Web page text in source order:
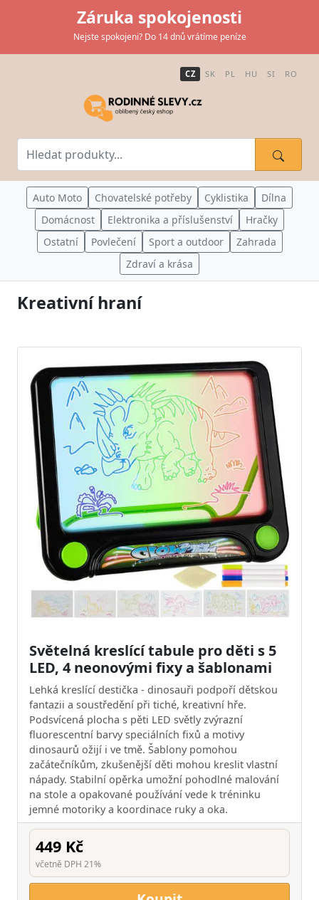
Záruka spokojenosti
Nejste spokojeni? Do 14 dnů vrátíme peníze
CZ SK PL HU SI RO
Auto Moto Chovatelské potřeby Cyklistika
Dílna
Domácnost
Elektronika a příslušenství
Hračky
Ostatní
Povlečení Sport a outdoor
Zahrada
Zdraví a krása
Kreativní hraní
Světelná kreslící tabule pro děti s 5
LED, 4 neonovými fixy a šablonami
Lehká kreslící destička - dinosauři podpoří dětskou
fantazii a soustředění při tiché, kreativní hře.
Podsvícená plocha s pěti LED světly zvýrazní
fluorescentní barvy speciálních fixů a motivy
dinosaurů ožijí i ve tmě. Šablony pomohou
začátečníkům, zkušenější děti mohou kreslit vlastní
nápady. Stabilní opěrka umožní pohodlné malování
na stole a opakované používání vede k tréninku
jemné motoriky a koordinace ruky a oka.
449 Kč
včetně DPH 21%